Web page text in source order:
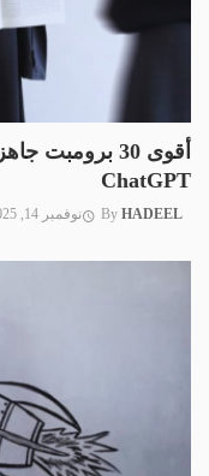
ChatGPT
By HADEEL نوفمبر 14, 2025